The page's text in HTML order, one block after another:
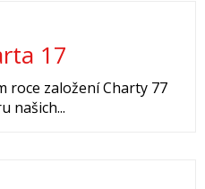
17
roce založení Charty 77
našich...